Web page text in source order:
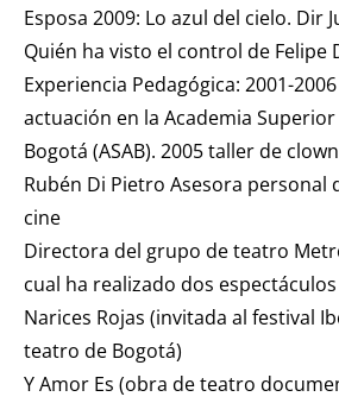
Esposa 2009: Lo azul del cielo. Dir
Quién ha visto el control de Felipe
Experiencia Pedagógica: 2001-
actuación en la Academia
Bogotá (ASAB). 2005 taller de
Rubén Di Pietro Asesora personal
cine
Directora del grupo de teatro
cual ha realizado dos espectáculos
Narices Rojas (invitada al festival
teatro de Bogotá)
Y Amor Es (obra de teatro